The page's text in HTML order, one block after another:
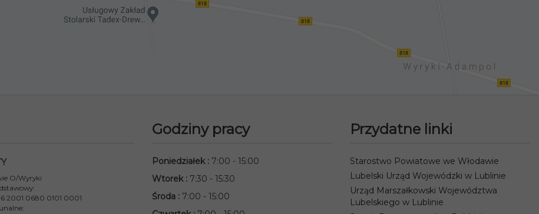
O/Wyryki
2001 0680 0101 0001
Godziny pracy
Poniedziałek: 7:00 - 15:00
Wtorek: 7:30 - 15:30
Środa : 7:00 - 15:00
Przydatne linki
Starostwo Powiatowe we Włodawie
Lubelski Urząd Wojewódzki w Lublinie
Urząd Marszałkowski Województwa
Lubelskiego w Lublinie